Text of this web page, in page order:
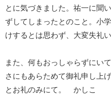
とに気づきました。祐一に聞
ずしてしまったとのこと。小
けするとは思わず、大変失礼い
また、何もおっしゃらずにい
さにもあらためて御礼申し上
とお礼のみにて。 かしこ